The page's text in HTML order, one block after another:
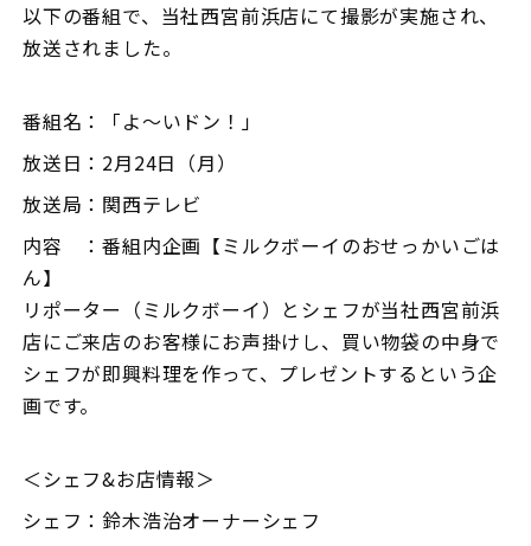
以下の番組で、当社西宮前浜店にて撮影が実施され、
放送されました。
番組名：「よ～いドン！」
放送日：2月24日（月）
放送局：関西テレビ
内容 ：番組内企画【ミルクボーイのおせっかいごは
ん】
リポーター（ミルクボーイ）とシェフが当社西宮前浜
店にご来店のお客様にお声掛けし、買い物袋の中身で
シェフが即興料理を作って、プレゼントするという企
画です。
＜シェフ&お店情報＞
シェフ：鈴木浩治オーナーシェフ